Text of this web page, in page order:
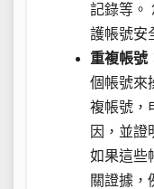
記錄等。
護帳號安
重複帳號
個帳號來
複帳號，
因，並證
如果這些
關證據，